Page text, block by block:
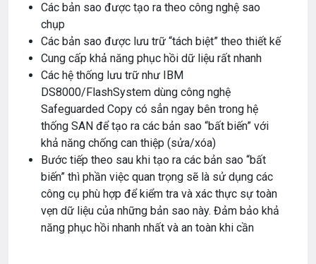
Các bản sao được tạo ra theo công nghệ sao
chụp
Các bản sao được lưu trữ “tách biệt” theo thiết kế
Cung cấp khả năng phục hồi dữ liệu rất nhanh
Các hệ thống lưu trữ như IBM
DS8000/FlashSystem dùng công nghệ
Safeguarded Copy có sẳn ngay bên trong hệ
thống SAN để tạo ra các bản sao “bất biến” với
khả năng chống can thiệp (sửa/xóa)
Bước tiếp theo sau khi tạo ra các bản sao “bất
biến” thì phần việc quan trọng sẽ là sử dụng các
công cụ phù hợp để kiểm tra và xác thực sự toàn
vẹn dữ liệu của những bản sao này. Đảm bảo khả
năng phục hồi nhanh nhất và an toàn khi cần